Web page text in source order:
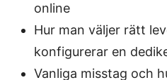
online
Hur man väljer rätt
konfigurerar en
Vanliga misstag och